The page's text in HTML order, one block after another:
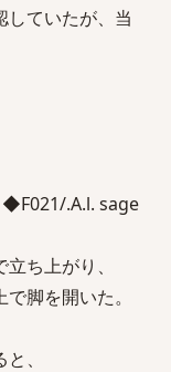
していたが、当
◆F021/.A.l. sage
ち上がり、
脚を開いた。
、